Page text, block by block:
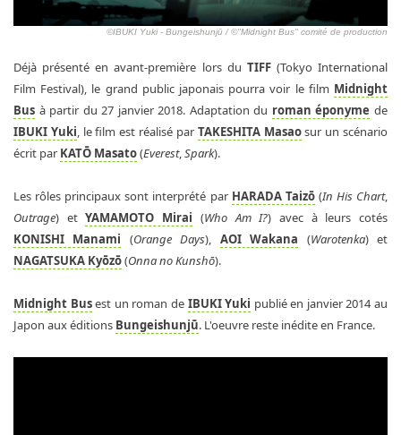
©IBUKI Yuki - Bungeishunjū / ©"Midnight Bus" comité de production
Déjà présenté en avant-première lors du TIFF (Tokyo International
Film Festival), le grand public japonais pourra voir le film Midnight
Bus à partir du 27 janvier 2018. Adaptation du roman éponyme de
IBUKI Yuki, le film est réalisé par TAKESHITA Masaosur un scénario
écrit par KATŌ Masato(Everest,Spark).
Les rôles principaux sont interprété par HARADA Taizō(In His Chart,
Outrage) etYAMAMOTO Mirai (Who Am I?) avec à leurs cotés
KONISHI Manami (Orange Days), AOI Wakana (Warotenka) et
NAGATSUKA Kyōzō(Onna no Kunshō).
Midnight Busest un roman de IBUKI Yuki publié en janvier 2014 au
Japon aux éditions Bungeishunjū. L'oeuvre reste inédite en France.